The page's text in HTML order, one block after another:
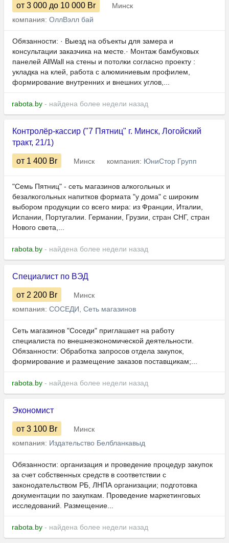
от 3 000 до 10 000 Br
Минск
компания: ОллВэлл бай
Обязанности: · Выезд на объекты для замера и
консультации заказчика на месте.· Монтаж бамбуковых
панелей AllWall на стены и потолки согласно проекту :
укладка на клей, работа с алюминиевым профилем,
формирование внутренних и внешних углов,...
rabota.by - найдена более недели назад
Контролёр-кассир ("7 Пятниц" г. Минск, Логойский
тракт, 21/1)
от 1 400 Br Минск компания: ЮниСтор Групп
"Семь Пятниц" - сеть магазинов алкогольных и
безалкогольных напитков формата "у дома" с широким
выбором продукции со всего мира: из Франции, Италии,
Испании, Португалии. Германии, Грузии, стран СНГ, стран
Нового света,...
rabota.by - найдена более недели назад
Специалист по ВЭД
от 2 200 Br
Минск
компания: СОСЕДИ, Сеть магазинов
Сеть магазинов "Соседи" приглашает на работу
специалиста по внешнеэкономической деятельности.
Обязанности: Обработка запросов отдела закупок,
формирование и размещение заказов поставщикам;...
rabota.by - найдена более недели назад
Экономист
от 3 100 Br
Минск
компания: Издательство Белбланкавыд
Обязанности: организация и проведение процедур закупок
за счет собственных средств в соответствии с
законодательством РБ, ЛНПА организации; подготовка
документации по закупкам. Проведение маркетинговых
исследований. Размещение...
rabota.by - найдена более недели назад